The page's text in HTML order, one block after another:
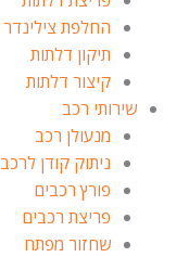
החלפת צילינדר
תיקון דלתות
קיצור דלתות
שירותי רכב
מנעולן רכב
ניתוק קודן לרכב
פורץ רכבים
פריצת רכבים
שחזור מפתח